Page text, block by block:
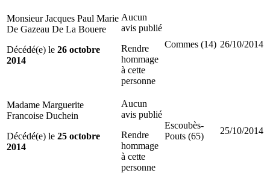
Monsieur Jacques Paul Marie
De Gazeau De La Bouere
Décédé(e) le 26 octobre
2014
Aucun
avis publié
Rendre
hommage
à cette
personne
Commes (14) 26/10/2014
Madame Marguerite
Francoise Duchein
Décédé(e) le 25 octobre
2014
Aucun
avis publié
Rendre
hommage
à cette
personne
Escoubès-
Pouts (65)
25/10/2014